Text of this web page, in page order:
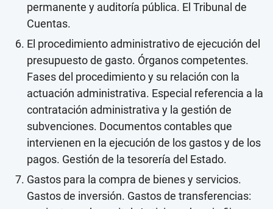
permanente y auditoría pública. El Tribunal de
Cuentas.
El procedimiento administrativo de ejecución del
presupuesto de gasto. Órganos competentes.
Fases del procedimiento y su relación con la
actuación administrativa. Especial referencia a la
contratación administrativa y la gestión de
subvenciones. Documentos contables que
intervienen en la ejecución de los gastos y de los
pagos. Gestión de la tesorería del Estado.
Gastos para la compra de bienes y servicios.
Gastos de inversión. Gastos de transferencias: